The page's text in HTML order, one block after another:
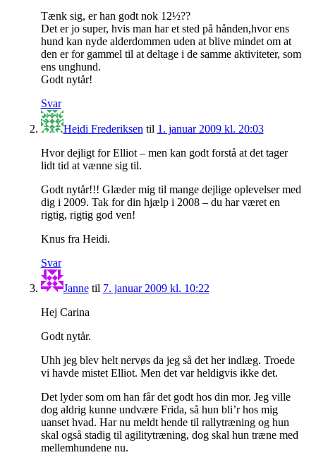
Tænk sig, er han godt nok 12½??
Det er jo super, hvis man har et sted på hånden,hvor ens
hund kan nyde alderdommen uden at blive mindet om at
den er for gammel til at deltage i de samme aktiviteter, som
ens unghund.
Godt nytår!
Svar
Heidi Frederiksen til 1. januar 2009 kl. 20:03
Hvor dejligt for Elliot – men kan godt forstå at det tager
lidt tid at vænne sig til.
Godt nytår!!! Glæder mig til mange dejlige oplevelser med
dig i 2009. Tak for din hjælp i 2008 – du har været en
rigtig, rigtig god ven!
Knus fra Heidi.
Svar
Jannetil 7. januar 2009 kl. 10:22
Hej Carina
Godt nytår.
Uhh jeg blev helt nervøs da jeg så det her indlæg. Troede
vi havde mistet Elliot. Men det var heldigvis ikke det.
Det lyder som om han får det godt hos din mor. Jeg ville
dog aldrig kunne undvære Frida, så hun bli’r hos mig
uanset hvad. Har nu meldt hende til rallytræning og hun
skal også stadig til agilitytræning, dog skal hun træne med
mellemhundene nu.